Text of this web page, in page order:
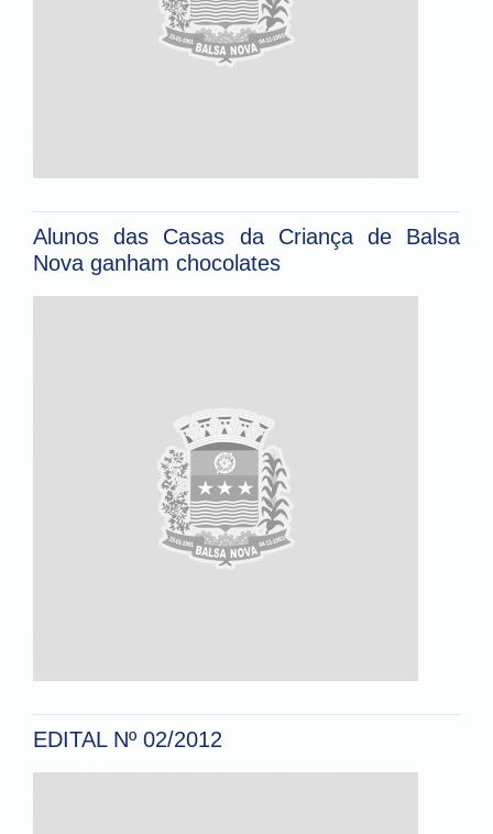
Alunos das Casas da Criança de Balsa
Nova ganham chocolates
EDITAL Nº 02/2012